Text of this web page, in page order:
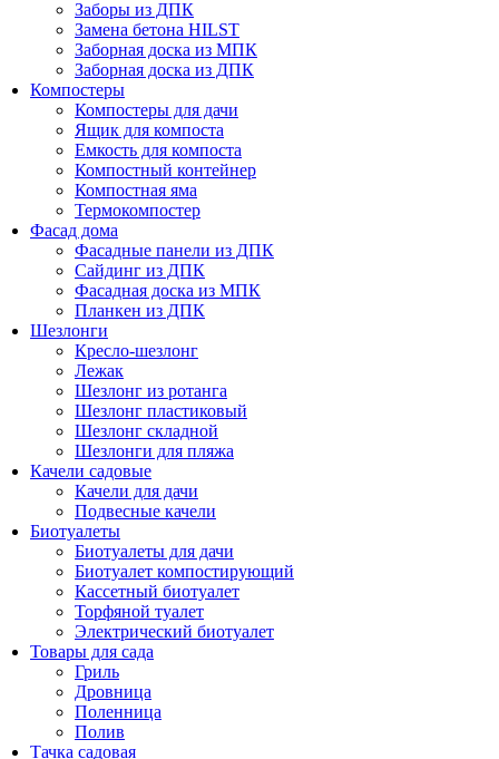
Заборы из ДПК
Замена бетона HILST
Заборная доска из МПК
Заборная доска из ДПК
Компостеры
Компостеры для дачи
Ящик для компоста
Емкость для компоста
Компостный контейнер
Компостная яма
Термокомпостер
Фасад дома
Фасадные панели из ДПК
Сайдинг из ДПК
Фасадная доска из МПК
Планкен из ДПК
Шезлонги
Кресло-шезлонг
Лежак
Шезлонг из ротанга
Шезлонг пластиковый
Шезлонг складной
Шезлонги для пляжа
Качели садовые
Качели для дачи
Подвесные качели
Биотуалеты
Биотуалеты для дачи
Биотуалет компостирующий
Кассетный биотуалет
Торфяной туалет
Электрический биотуалет
Товары для сада
Гриль
Дровница
Поленница
Полив
Тачка садовая